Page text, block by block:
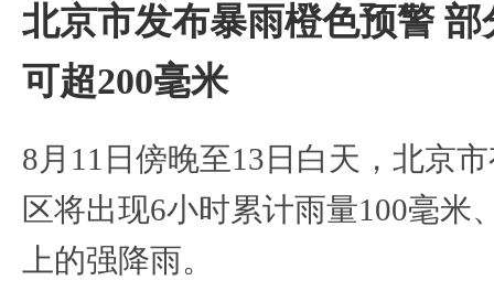
北京市发布暴雨橙色预警
可超200毫米
8月11日傍晚至13日白天，北京
区将出现6小时累计雨量100毫米
上的强降雨。